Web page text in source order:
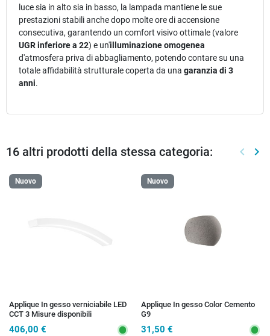
luce sia in alto sia in basso, la lampada mantiene le sue
prestazioni stabili anche dopo molte ore di accensione
consecutiva, garantendo un comfort visivo ottimale (valore
UGR inferiore a 22) e un'illuminazione omogenea
d'atmosfera priva di abbagliamento, potendo contare su una
totale affidabilità strutturale coperta da una garanzia di 3
anni.
16 altri prodotti della stessa categoria: keyboard_arrow_left keyboard_arrow_right
Nuovo
Applique In gesso verniciabile LED
CCT 3 Misure disponibili
406,00 €
Nuovo
Applique In gesso Color Cemento
G9
31,50 €